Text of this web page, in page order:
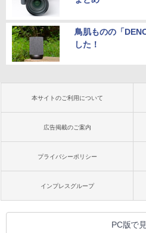
鳥肌ものの「
した！
本サイトのご利用について
広告掲載のご案内
プライバシーポリシー
インプレスグループ
PC版で